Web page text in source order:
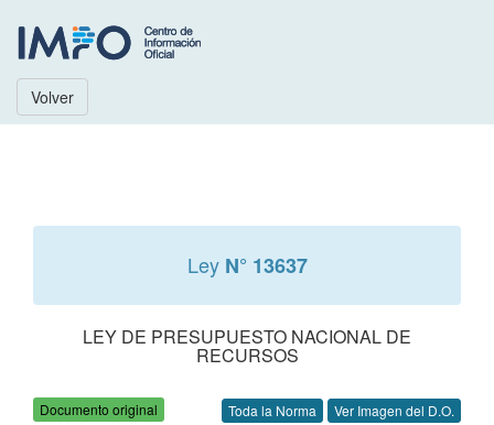
Volver
Ley N° 13637
LEY DE PRESUPUESTO NACIONAL DE
RECURSOS
Documento original Toda la Norma Ver Imagen del D.O.